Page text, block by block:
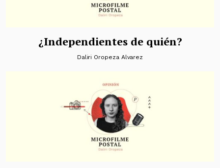
¿Independientes de quién?
Daliri Oropeza Alvarez